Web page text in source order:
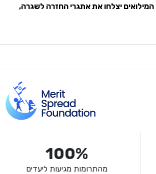
יצלחו את אתגרי החזרה לשגרה,
100%
מהתרומות מגיעות ליעדים